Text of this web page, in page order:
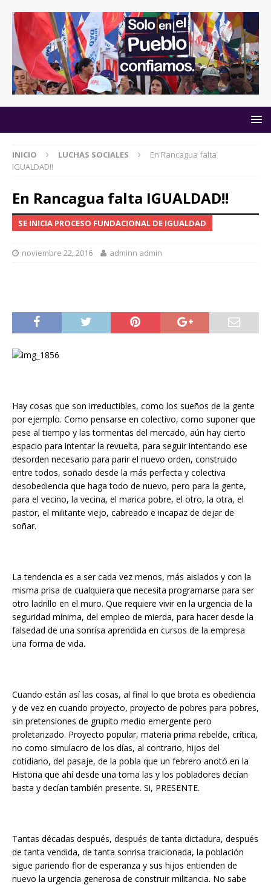
INICIO LUCHAS SOCIALES
En Rancagua falta
IGUALDAD!!
En Rancagua falta IGUALDAD!!
SE INICIA PROCESO FUNDACIONAL DE IGUALDAD
noviembre 22, 2016 adminn admin
Hay cosas que son irreductibles, como los sueños de la gente
por ejemplo. Como pensarse en colectivo, como suponer que
pese al tiempo y las tormentas del mercado, aún hay cierto
espacio para intentar la revuelta, para seguir intentando ese
desorden necesario para parir el nuevo orden, construido
entre todos, soñado desde la más perfecta y colectiva
desobediencia que haga todo de nuevo, pero para la gente,
para el vecino, la vecina, el marica pobre, el otro, la otra, el
pastor, el militante viejo, cabreado e incapaz de dejar de
soñar.
La tendencia es a ser cada vez menos, más aislados y con la
misma prisa de cualquiera que necesita programarse para ser
otro ladrillo en el muro. Que requiere vivir en la urgencia de la
seguridad mínima, del empleo de mierda, para hacer desde la
falsedad de una sonrisa aprendida en cursos de la empresa
una forma de vida.
Cuando están así las cosas, al final lo que brota es obediencia
y de vez en cuando proyecto, proyecto de pobres para pobres,
sin pretensiones de grupito medio emergente pero
proletarizado. Proyecto popular, materia prima rebelde, crítica,
no como simulacro de los días, al contrario, hijos del
cotidiano, del pasaje, de la pobla que un febrero anotó en la
Historia que ahí desde una toma las y los pobladores decían
basta y decían también presente. Si, PRESENTE.
Tantas décadas después, después de tanta dictadura, después
de tanta vendida, de tanta sonrisa traicionada, la población
sigue pariendo flor de esperanza y sus hijos entienden de
nuevo la urgencia generosa de construir militancia. No sabe